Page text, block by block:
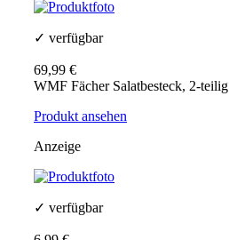
✓ verfügbar
69,99 €
WMF Fächer Salatbesteck, 2-teilig
Produkt ansehen
Anzeige
✓ verfügbar